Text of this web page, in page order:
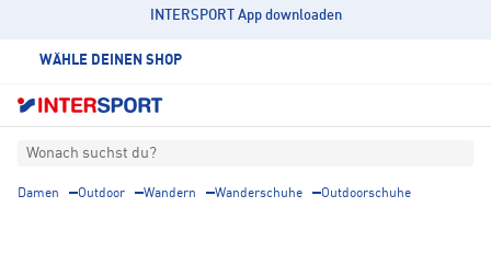
INTERSPORT App downloaden
WÄHLE DEINEN SHOP
Wonach suchst du?
Damen Outdoor Wandern Wanderschuhe Outdoorschuhe